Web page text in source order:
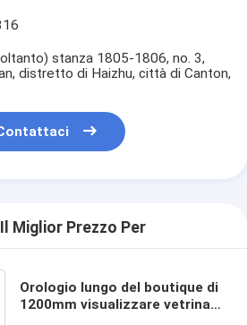
stanza 1805-1806, no. 3,
distretto di Haizhu, città di Canton,
Miglior Prezzo Per
Orologio lungo del boutique di
1200mm visualizzare vetrina